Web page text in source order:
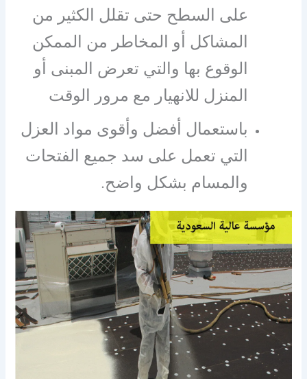
على السطح حتى تقلل الكثير من
المشاكل أو المخاطر من الممكن
الوقوع بها والتي تعرض المبنى أو
المنزل للانهيار مع مرور الوقت
باستعمال أفضل وأقوى مواد العزل
التي تعمل على سد جميع الفتحات
والمسام بشكل واضح.